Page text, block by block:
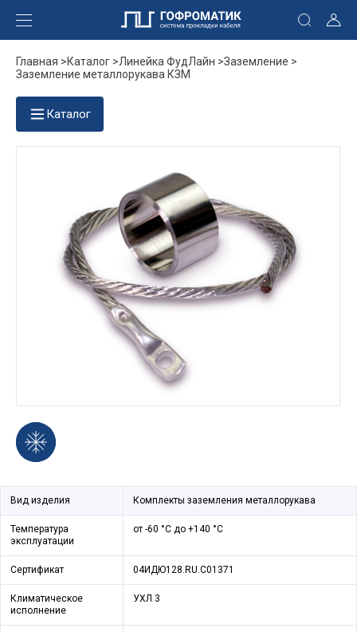
Главная >Каталог >Линейка ФудЛайн >Заземление >
Заземление металлорукава КЗМ
Каталог
Вид изделия Комплекты заземления металлорукава
Температура
эксплуатации
от -60 °С до +140 °С
Сертификат 04ИДЮ128.RU.С01371
Климатическое
исполнение
УХЛ 3